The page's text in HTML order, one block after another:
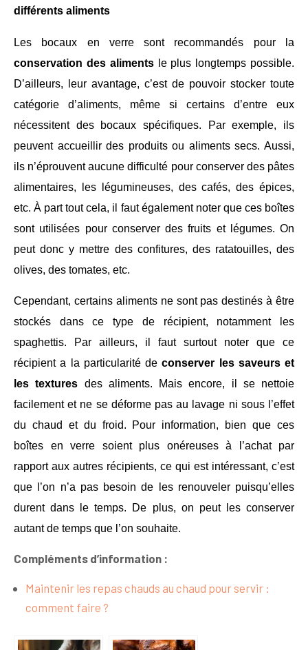
différents aliments
Les bocaux en verre sont recommandés pour la
conservation des aliments le plus longtemps possible.
D’ailleurs, leur avantage, c’est de pouvoir stocker toute
catégorie d’aliments, même si certains d’entre eux
nécessitent des bocaux spécifiques. Par exemple, ils
peuvent accueillir des produits ou aliments secs. Aussi,
ils n’éprouvent aucune difficulté pour conserver des pâtes
alimentaires, les légumineuses, des cafés, des épices,
etc. À part tout cela, il faut également noter que ces boîtes
sont utilisées pour conserver des fruits et légumes. On
peut donc y mettre des confitures, des ratatouilles, des
olives, des tomates, etc.
Cependant, certains aliments ne sont pas destinés à être
stockés dans ce type de récipient, notamment les
spaghettis. Par ailleurs, il faut surtout noter que ce
récipient a la particularité deconserver les saveurs et
les textures des aliments. Mais encore, il se nettoie
facilement et ne se déforme pas au lavage ni sous l’effet
du chaud et du froid. Pour information, bien que ces
boîtes en verre soient plus onéreuses à l’achat par
rapport aux autres récipients, ce qui est intéressant, c’est
que l’on n’a pas besoin de les renouveler puisqu’elles
durent dans le temps. De plus, on peut les conserver
autant de temps que l’on souhaite.
Compléments d’information :
Maintenir les repas chauds au chaud pour servir :
comment faire ?